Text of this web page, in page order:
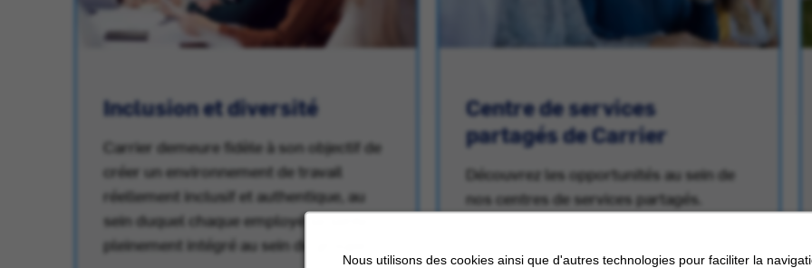
Nous utilisons des cookies ainsi que d'autres technologies pour faciliter la
Inclusion et diversité
Carrier demeure fidèle à son objectif de
créer un environnement de travail
réellement inclusif et authentique, au
sein duquel chaque employé se sente
pleinement intégré au sein du groupe.
Centre de services
partagés de Carrier
Découvrez les opportunités au sein de
nos centres de services partagés.